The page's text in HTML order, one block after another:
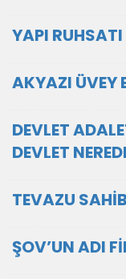
YAPI
AKYAZI ÜVEY
DEVLET
DEVLET
TEVAZU
ŞOV’UN ADI